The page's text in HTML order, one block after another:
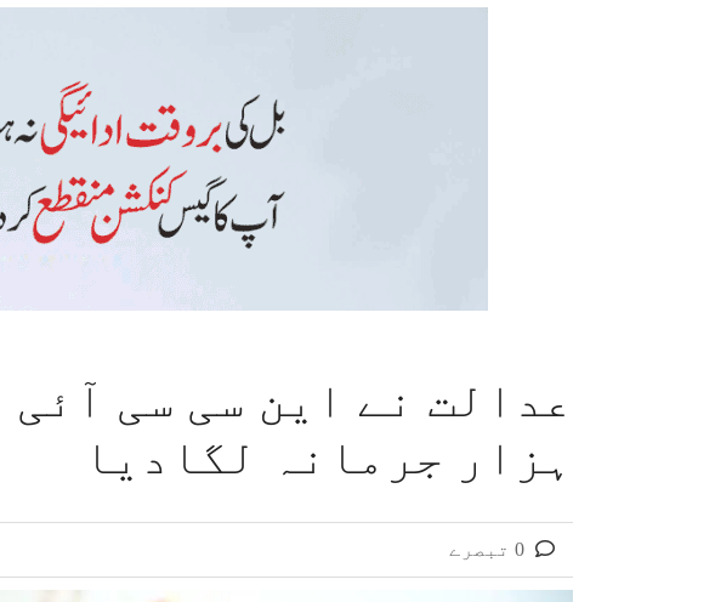
ہزار جرمانہ لگادیا